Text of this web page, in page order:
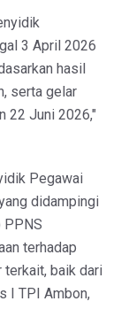
3 April 2026
hasil
serta gelar
22 Juni 2026,"
Pegawai
didampingi
PPNS
terhadap
terkait, baik dari
I TPI Ambon,